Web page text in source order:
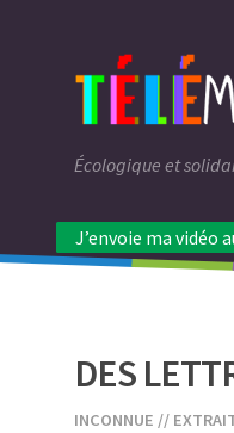
Écologique et
J’envoie ma vidéo
DES
INCONNUE //